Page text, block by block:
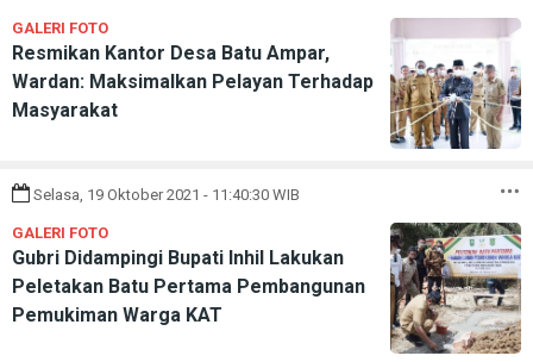
GALERI FOTO
Resmikan Kantor Desa Batu Ampar,
Wardan: Maksimalkan Pelayan Terhadap
Masyarakat
Selasa, 19 Oktober 2021 - 11:40:30 WIB
GALERI FOTO
Gubri Didampingi Bupati Inhil Lakukan
Peletakan Batu Pertama Pembangunan
Pemukiman Warga KAT